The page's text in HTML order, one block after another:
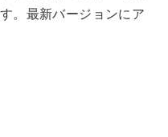
。最新バージョンにア